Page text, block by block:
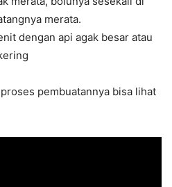
merata.
dengan api agak besar atau
pembuatannya bisa lihat